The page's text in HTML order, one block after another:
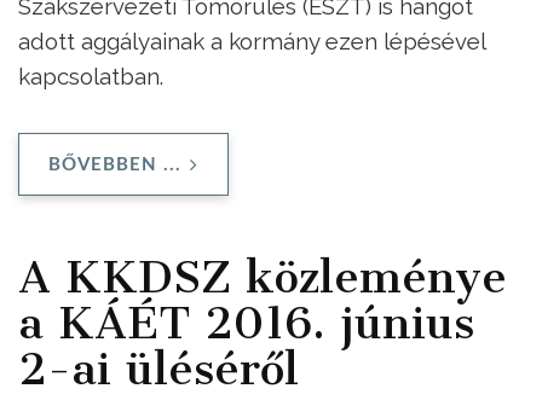
Szakszervezeti Tömörülés (ÉSZT) is hangot
adott aggályainak a kormány ezen lépésével
kapcsolatban.
BŐVEBBEN ...
A KKDSZ közleménye
a KÁÉT 2016. június
2-ai üléséről